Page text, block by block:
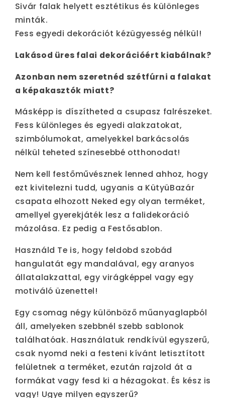
Sivár falak helyett esztétikus és különleges
minták.
Fess egyedi dekorációt kézügyesség nélkül!
Lakásod üres falai dekorációért kiabálnak?
Azonban nem szeretnéd szétfúrni a falakat
a képakasztók miatt?
Másképp is díszítheted a csupasz falrészeket.
Fess különleges és egyedi alakzatokat,
szimbólumokat, amelyekkel barkácsolás
nélkül teheted színesebbé otthonodat!
Nem kell festőművésznek lenned ahhoz, hogy
ezt kivitelezni tudd, ugyanis a KütyüBazár
csapata elhozott Neked egy olyan terméket,
amellyel gyerekjáték lesz a falidekoráció
mázolása. Ez pedig a Festősablon.
Használd Te is, hogy feldobd szobád
hangulatát egy mandalával, egy aranyos
állatalakzattal, egy virágképpel vagy egy
motiváló üzenettel!
Egy csomag négy különböző műanyaglapból
áll, amelyeken szebbnél szebb sablonok
találhatóak. Használatuk rendkívül egyszerű,
csak nyomd neki a festeni kívánt letisztított
felületnek a terméket, ezután rajzold át a
formákat vagy fesd ki a hézagokat. És kész is
vagy! Ugye milyen egyszerű?